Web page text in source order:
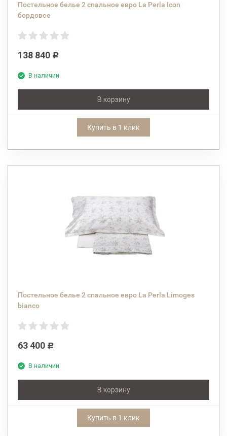
Постельное белье 2 спальное евро La Perla Icon
бордовое
138 840 Р
В наличии
В корзину
Купить в 1 клик
Постельное белье 2 спальное евро La Perla Limoges
bianco
63 400 Р
В наличии
В корзину
Купить в 1 клик